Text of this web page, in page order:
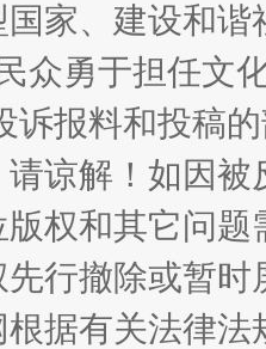
家、建设和
众勇于担任文
诉报料和投稿
谅解！如因
权和其它问题
行撤除或暂
根据有关法律